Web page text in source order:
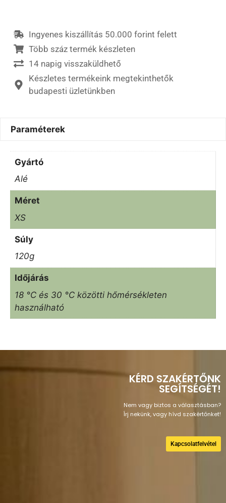
Ingyenes kiszállítás 50.000 forint felett
Több száz termék készleten
14 napig visszaküldhető
Készletes termékeink megtekinthetők
budapesti üzletünkben
Paraméterek
Gyártó
Alé
Méret
XS
Súly
120g
Időjárás
18 °C és 30 °C közötti hőmérsékleten
használható
KÉRD SZAKÉRTŐNK
SEGÍTSÉGÉT!
Nem vagy biztos a választásban?
Írj nekünk, vagy hívd szakértőnket!
Kapcsolatfelvétel